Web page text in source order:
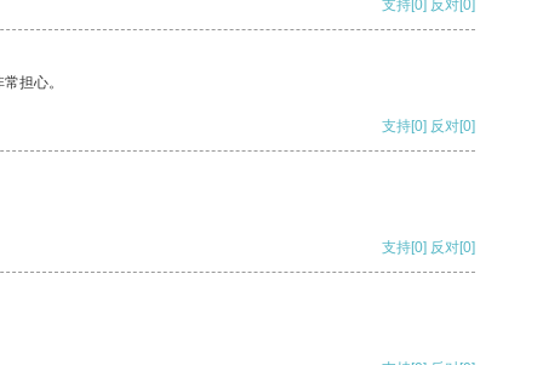
支持[0] 反对[0]
担心。
支持[0] 反对[0]
支持[0] 反对[0]